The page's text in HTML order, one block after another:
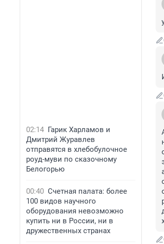
02:14 Гарик Харламов и
Дмитрий Журавлев
отправятся в хлебобулочное
роуд-муви по сказочному
Белогорью
00:40 Счетная палата: более
100 видов научного
оборудования невозможно
купить ни в России, ни в
дружественных странах